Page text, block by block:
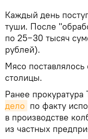
Каждый день
туши. После
по 25−30 тысяч
рублей).
Мясо поставлялось
столицы.
Ранее прокуратура
дело по факту
в производстве
из частных